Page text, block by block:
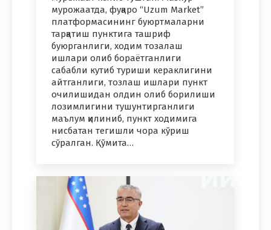
мурожаатда, фуқаро “Uzum Market”
платформасининг буюртмаларни
тарқатиш пунктига ташриф
буюрганлиги, ходим тозалаш
ишлари олиб бораётганлиги
сабабли кутиб туриши кераклигини
айтганлиги, тозлаш ишлари пункт
очилишидан олдин олиб борилиши
лозимлигини тушунтирганлиги
маълум қилиниб, пункт ходимига
нисбатан тегишли чора кўриш
сўралган. Қўмита…